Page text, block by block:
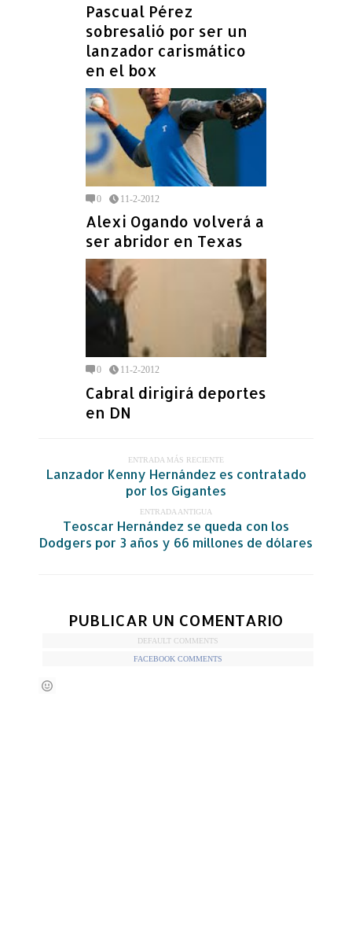
Pascual Pérez
sobresalió por ser un
lanzador carismático
en el box
0 11-2-2012
Alexi Ogando volverá a
ser abridor en Texas
0 11-2-2012
Cabral dirigirá deportes
en DN
ENTRADA MÁS RECIENTE
Lanzador Kenny Hernández es contratado
por los Gigantes
ENTRADA ANTIGUA
Teoscar Hernández se queda con los
Dodgers por 3 años y 66 millones de dólares
PUBLICAR UN COMENTARIO
DEFAULT COMMENTS
FACEBOOK COMMENTS